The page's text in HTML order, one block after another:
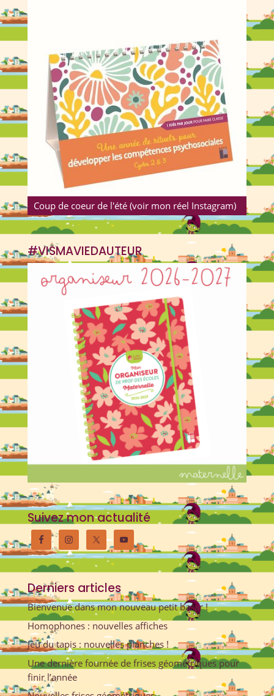
Coup de coeur de l'été (voir mon réel Instagram)
#VISMAVIEDAUTEUR
Suivez mon actualité
Derniers articles
Bienvenue dans mon nouveau petit bazar !
Homophones : nouvelles affiches
Jeu du tapis : nouvelles planches !
Une dernière fournée de frises géométriques pour
finir l’année